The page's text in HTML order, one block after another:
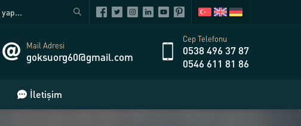
Mail Adresi
goksuorg60@gmail.com
Cep Telefonu
0538 496 37 87
0546 611 81 86
İletişim